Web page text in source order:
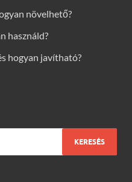
növelhető?
használd?
hogyan javítható?